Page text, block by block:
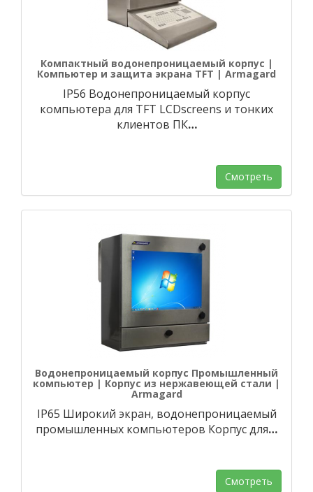
Компактный водонепроницаемый корпус |
Компьютер и защита экрана TFT | Armagard
IP56 Водонепроницаемый корпус
компьютера для TFT LCDscreens и тонких
клиентов ПК…
Смотреть
Водонепроницаемый корпус Промышленный
компьютер | Корпус из нержавеющей стали |
Armagard
IP65 Широкий экран, водонепроницаемый
промышленных компьютеров Корпус для…
Смотреть